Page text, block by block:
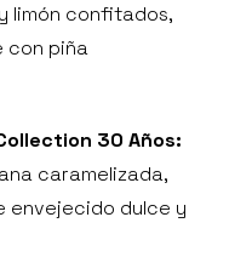
limón confitados,
con piña
30 Años:
caramelizada,
envejecido dulce y